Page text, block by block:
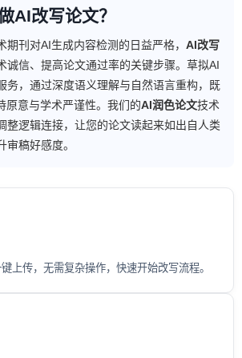
AI改写论文？
期刊对AI生成内容检测的日益严格， AI改写
诚信、提高论文通过率的关键步骤。草拟AI
务，通过深度语义理解与自然语言重构，既
原意与学术严谨性。我们的AI润色论文技术
整逻辑连接，让您的论文读起来如出自人类
稿好感度。
上传，无需复杂操作，快速开始改写流程。